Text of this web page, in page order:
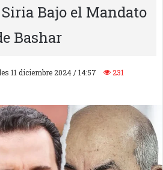
Bajo el Mandato
Bashar
11 diciembre 2024 / 14:57
231